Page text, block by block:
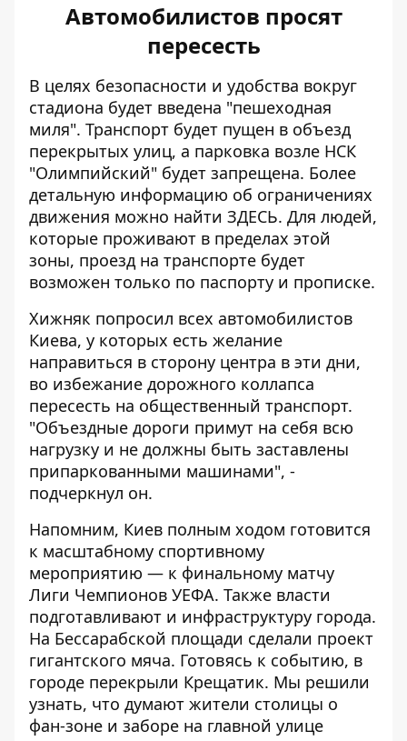
Автомобилистов просят
пересесть
В целях безопасности и удобства вокруг
стадиона будет введена "пешеходная
миля". Транспорт будет пущен в объезд
перекрытых улиц, а парковка возле НСК
"Олимпийский" будет запрещена. Более
детальную информацию об ограничениях
движения можно найти ЗДЕСЬ. Для людей,
которые проживают в пределах этой
зоны, проезд на транспорте будет
возможен только по паспорту и прописке.
Хижняк попросил всех автомобилистов
Киева, у которых есть желание
направиться в сторону центра в эти дни,
во избежание дорожного коллапса
пересесть на общественный транспорт.
"Объездные дороги примут на себя всю
нагрузку и не должны быть заставлены
припаркованными машинами", -
подчеркнул он.
Напомним, Киев полным ходом готовится
к масштабному спортивному
мероприятию — к финальному матчу
Лиги Чемпионов УЕФА. Также власти
подготавливают и инфраструктуру города.
На Бессарабской площади сделали проект
гигантского мяча. Готовясь к событию, в
городе перекрыли Крещатик. Мы решили
узнать, что думают жители столицы о
фан-зоне и заборе на главной улице